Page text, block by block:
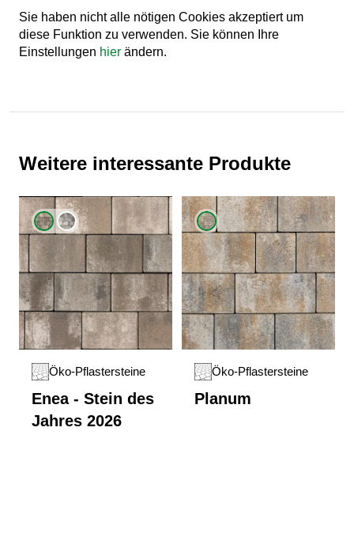
Sie haben nicht alle nötigen Cookies akzeptiert um
diese Funktion zu verwenden. Sie können Ihre
Einstellungen hier ändern.
Weitere interessante Produkte
Öko-Pflastersteine
Enea - Stein des
Jahres 2026
Öko-Pflastersteine
Planum